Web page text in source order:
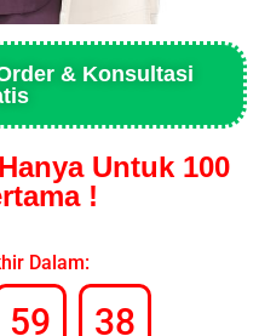
& Konsultasi
Untuk 100
!
Dalam:
59 37